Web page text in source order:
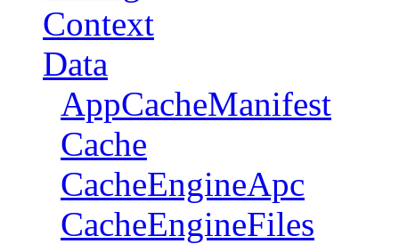
Context
Data
AppCacheManifest
Cache
CacheEngineApc
CacheEngineFiles